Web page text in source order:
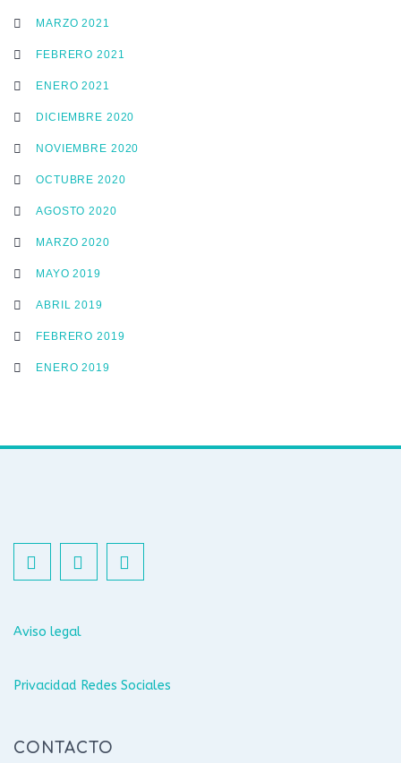
MARZO 2021
FEBRERO 2021
ENERO 2021
DICIEMBRE 2020
NOVIEMBRE 2020
OCTUBRE 2020
AGOSTO 2020
MARZO 2020
MAYO 2019
ABRIL 2019
FEBRERO 2019
ENERO 2019
Aviso legal
Privacidad Redes Sociales
CONTACTO